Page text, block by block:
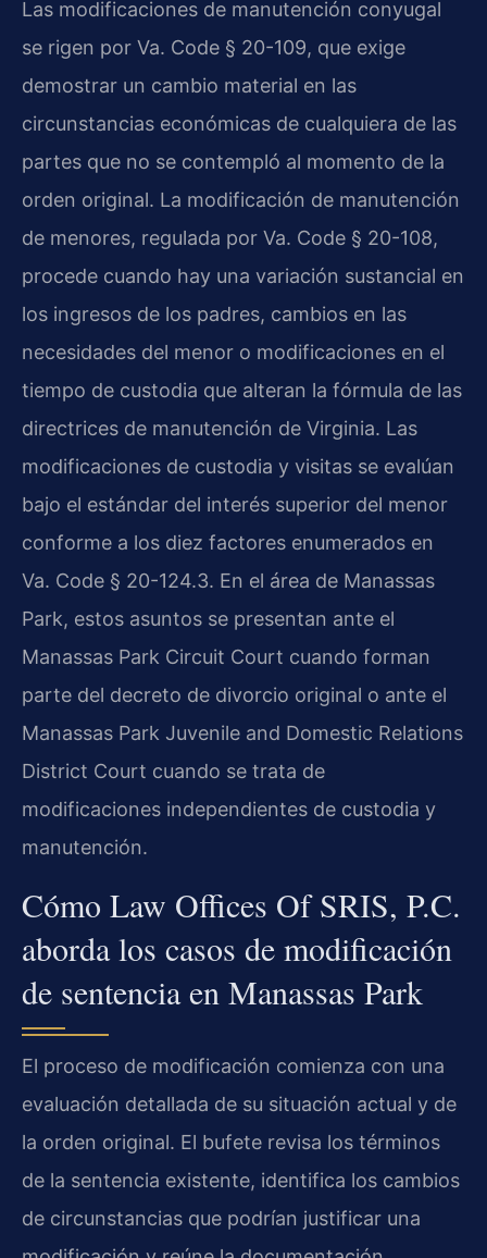
Las modificaciones de manutención conyugal
se rigen por Va. Code § 20-109, que exige
demostrar un cambio material en las
circunstancias económicas de cualquiera de las
partes que no se contempló al momento de la
orden original. La modificación de manutención
de menores, regulada por Va. Code § 20-108,
procede cuando hay una variación sustancial en
los ingresos de los padres, cambios en las
necesidades del menor o modificaciones en el
tiempo de custodia que alteran la fórmula de las
directrices de manutención de Virginia. Las
modificaciones de custodia y visitas se evalúan
bajo el estándar del interés superior del menor
conforme a los diez factores enumerados en
Va. Code § 20-124.3. En el área de Manassas
Park, estos asuntos se presentan ante el
Manassas Park Circuit Court cuando forman
parte del decreto de divorcio original o ante el
Manassas Park Juvenile and Domestic Relations
District Court cuando se trata de
modificaciones independientes de custodia y
manutención.
Cómo Law Offices Of SRIS, P.C.
aborda los casos de modificación
de sentencia en Manassas Park
El proceso de modificación comienza con una
evaluación detallada de su situación actual y de
la orden original. El bufete revisa los términos
de la sentencia existente, identifica los cambios
de circunstancias que podrían justificar una